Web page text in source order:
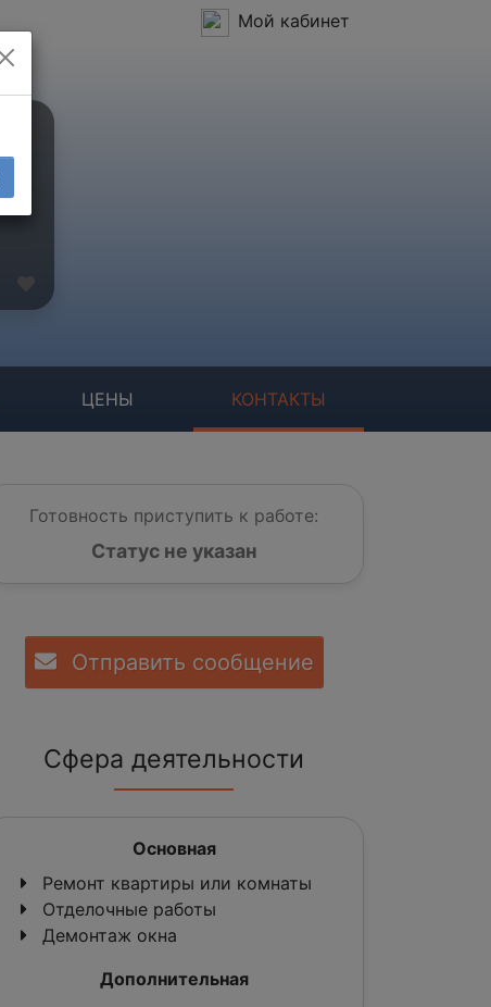
Мой кабинет
ЦЕНЫ КОНТАКТЫ
Готовность приступить к работе:
Статус не указан
Отправить сообщение
Сфера деятельности
Основная
Ремонт квартиры или комнаты
Отделочные работы
Демонтаж окна
Дополнительная